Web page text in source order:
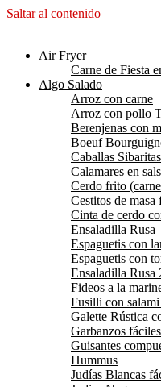
Saltar al contenido
Air Fryer
Carne de Fiesta
Algo Salado
Arroz con carne
Arroz con pollo
Berenjenas con
Boeuf
Caballas
Calamares en
Cerdo frito
Cestitos de
Cinta de cerdo
Ensaladilla Rusa
Espaguetis con
Espaguetis con
Ensaladilla Rusa
Fideos a la
Fusilli con
Galette Rústica
Garbanzos fáciles
Guisantes
Hummus
Judías Blancas